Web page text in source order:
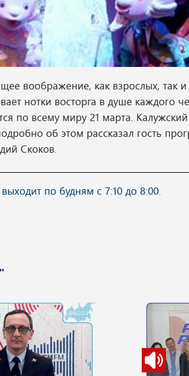
воображение, как взрослых, так
нотки восторга в душе каждого
по всему миру 21 марта. Калужский
об этом рассказал гость
Скоков.
по будням с 7:10 до 8:00.